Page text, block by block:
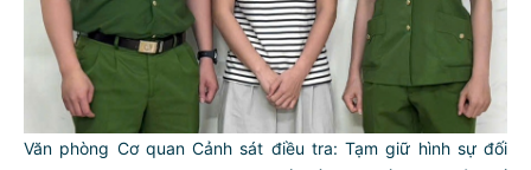
Văn phòng Cơ quan Cảnh sát điều tra: Tạm giữ hình sự đối